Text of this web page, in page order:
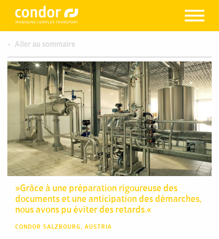
Aller au sommaire
»Grâce à une préparation rigoureuse des
documents et une anticipation des démarches,
nous avons pu éviter des retards.«
CONDOR SALZBOURG, AUSTRIA